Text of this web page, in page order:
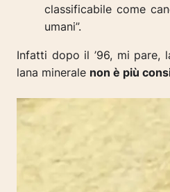
classificabile come
umani”.
Infatti dopo il ’96, mi pare,
lana minerale non è più